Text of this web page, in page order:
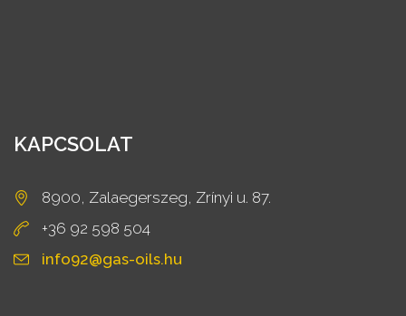
KAPCSOLAT
8900, Zalaegerszeg, Zrínyi u. 87.
+36 92 598 504
info92@gas-oils.hu